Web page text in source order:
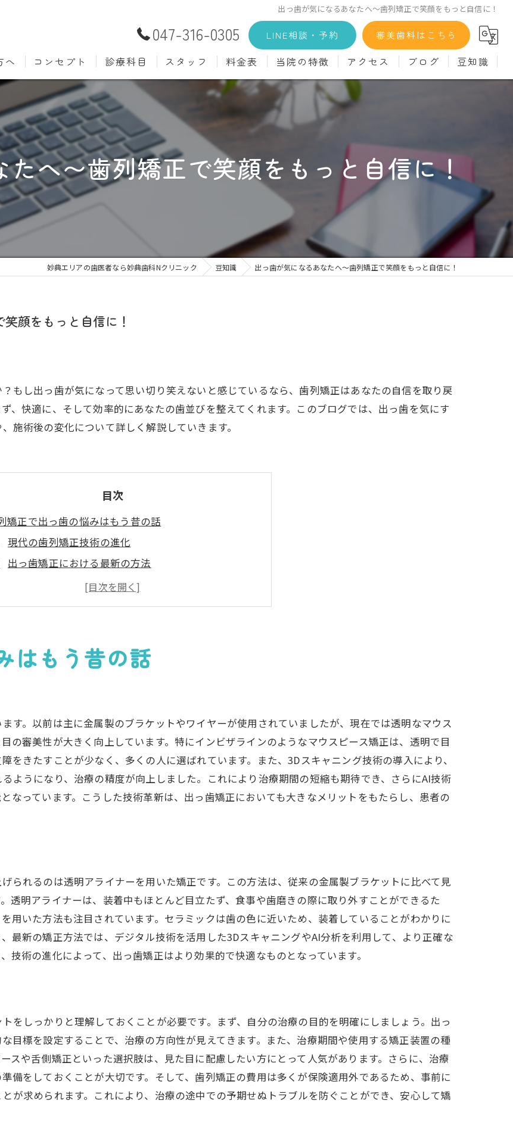
出っ歯が気になるあなたへ〜歯列矯正で笑顔をもっと自信に！
047-316-0305 LINE相談・予約 審美歯科はこちら
へ コンセプト 診療科目
むし歯治療 予防歯科
小児歯科 入れ歯(義歯)
口腔外科 歯周病治療
ホワイトニング 歯科検診
親知らず
大人の矯正 子どもの矯正
スタッフ 料金表
材料詳細
自費診療料金
当院の特徴
マウスピース矯正
インプラント
クリーニング
施設基準
アクセス ブログ 豆知識
へ〜歯列矯正で笑顔をもっと自信に！
妙典エリアの歯医者なら妙典歯科Nクリニック 豆知識 出っ歯が気になるあなたへ〜歯列矯正で笑顔をもっと自信に！
顔をもっと自信に！
もし出っ歯が気になって思い切り笑えないと感じているなら、歯列矯正はあなたの自信を取り戻
、快適に、そして効率的にあなたの歯並びを整えてくれます。このブログでは、出っ歯を気にす
施術後の変化について詳しく解説していきます。
目次
矯正で出っ歯の悩みはもう昔の話
現代の歯列矯正技術の進化
出っ歯矯正における最新の方法
治療開始前に知っておくべきこと
歯列矯正を始めるための第一歩
多くの患者が選ぶ理由
歯を気にせず笑顔を広げる歯列矯正の魅力
笑顔のインパクトを変える歯列矯正
歯列矯正後の生活の変化
出っ歯を気にしない生活への一歩
患者の声から見る矯正の利点
歯列矯正後のビフォーアフター
出っ歯を矯正することで得られる安心感
笑顔を変えるための歯列矯正のステップ
患者が語る歯列矯正の魅力
歯にさよなら！歯列矯正が変える生活の質
歯列矯正が健康にもたらす影響
出っ歯を矯正して得られる日常の喜び
歯列矯正がもたらす長期的なメリット
変わる生活、変わる自分
矯正で出っ歯を解消し内面も輝く理由
はもう昔の話
す。以前は主に金属製のブラケットやワイヤーが使用されていましたが、現在では透明なマウス
の審美性が大きく向上しています。特にインビザラインのようなマウスピース矯正は、透明で目
をきたすことが少なく、多くの人に選ばれています。また、3Dスキャニング技術の導入により、
ようになり、治療の精度が向上しました。これにより治療期間の短縮も期待でき、さらにAI技術
なっています。こうした技術革新は、出っ歯矯正においても大きなメリットをもたらし、患者の
られるのは透明アライナーを用いた矯正です。この方法は、従来の金属製ブラケットに比べて見
透明アライナーは、装着中もほとんど目立たず、食事や歯磨きの際に取り外すことができるた
用いた方法も注目されています。セラミックは歯の色に近いため、装着していることがわかりに
最新の矯正方法では、デジタル技術を活用した3DスキャニングやAI分析を利用して、より正確な
技術の進化によって、出っ歯矯正はより効果的で快適なものとなっています。
をしっかりと理解しておくことが必要です。まず、自分の治療の目的を明確にしましょう。出っ
目標を設定することで、治療の方向性が見えてきます。また、治療期間や使用する矯正装置の種
スや舌側矯正といった選択肢は、見た目に配慮したい方にとって人気があります。さらに、治療
備をしておくことが大切です。そして、歯列矯正の費用は多くが保険適用外であるため、事前に
が求められます。これにより、治療の途中での予期せぬトラブルを防ぐことができ、安心して矯